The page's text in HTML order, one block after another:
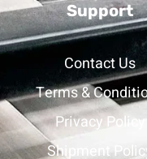
Support
Contact Us
Terms &
Privacy Policy
Shipment